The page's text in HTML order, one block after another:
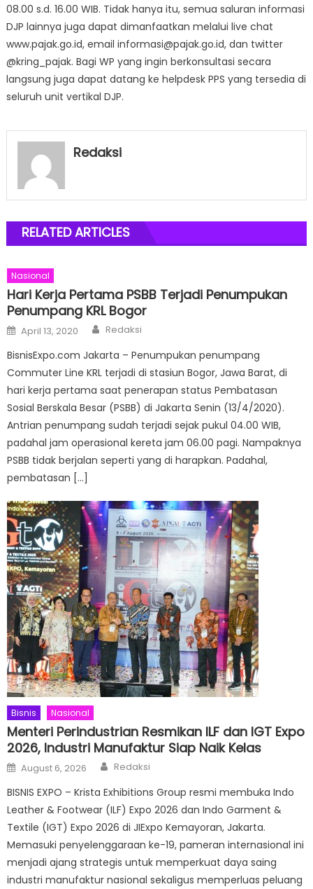
08.00 s.d. 16.00 WIB. Tidak hanya itu, semua saluran informasi
DJP lainnya juga dapat dimanfaatkan melalui live chat
www.pajak.go.id, email informasi@pajak.go.id, dan twitter
@kring_pajak. Bagi WP yang ingin berkonsultasi secara
langsung juga dapat datang ke helpdesk PPS yang tersedia di
seluruh unit vertikal DJP.
Redaksi
RELATED ARTICLES
Nasional
Hari Kerja Pertama PSBB Terjadi Penumpukan
Penumpang KRL Bogor
Posted
on
April 13, 2020 Author
Redaksi
BisnisExpo.com Jakarta – Penumpukan penumpang
Commuter Line KRL terjadi di stasiun Bogor, Jawa Barat, di
hari kerja pertama saat penerapan status Pembatasan
Sosial Berskala Besar (PSBB) di Jakarta Senin (13/4/2020).
Antrian penumpang sudah terjadi sejak pukul 04.00 WIB,
padahal jam operasional kereta jam 06.00 pagi. Nampaknya
PSBB tidak berjalan seperti yang di harapkan. Padahal,
pembatasan […]
Bisnis Nasional
Menteri Perindustrian Resmikan ILF dan IGT Expo
2026, Industri Manufaktur Siap Naik Kelas
Posted
on
August 6, 2026 Author
Redaksi
BISNIS EXPO – Krista Exhibitions Group resmi membuka Indo
Leather & Footwear (ILF) Expo 2026 dan Indo Garment &
Textile (IGT) Expo 2026 di JIExpo Kemayoran, Jakarta.
Memasuki penyelenggaraan ke-19, pameran internasional ini
menjadi ajang strategis untuk memperkuat daya saing
industri manufaktur nasional sekaligus memperluas peluang